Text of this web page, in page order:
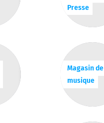
Presse
Magasin de
musique